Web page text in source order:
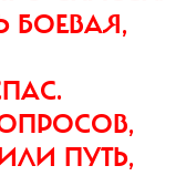
ПУТЬ,